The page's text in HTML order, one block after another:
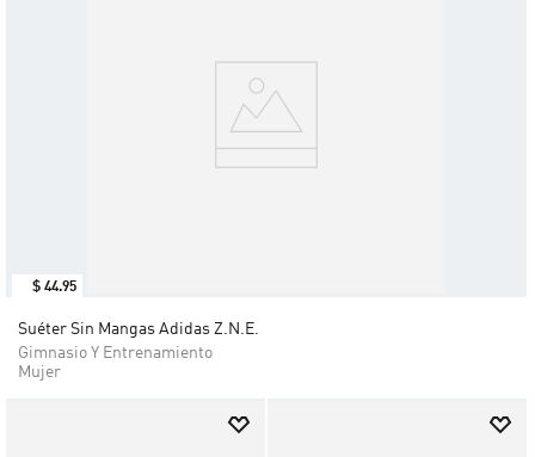
$ 44.95
Suéter Sin Mangas Adidas Z.N.E.
Gimnasio Y Entrenamiento
Mujer